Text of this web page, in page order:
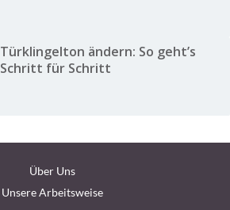
Türklingelton ändern: So geht’s
Schritt für Schritt
Über Uns
Unsere Arbeitsweise